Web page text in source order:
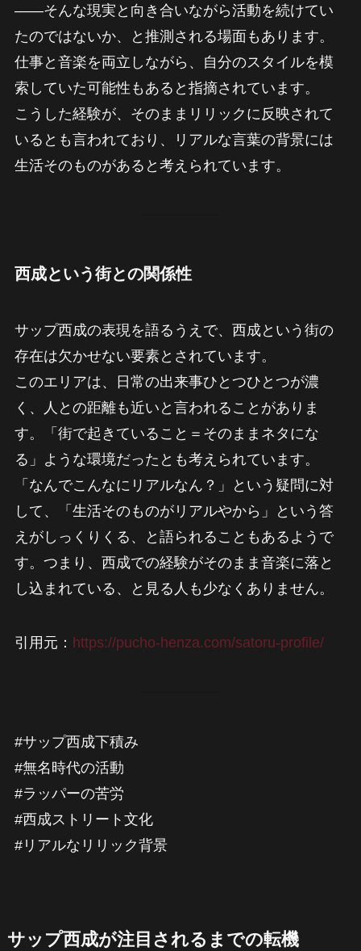
——そんな現実と向き合いながら活動を続けてい
たのではないか、と推測される場面もあります。
仕事と音楽を両立しながら、自分のスタイルを模
索していた可能性もあると指摘されています。
こうした経験が、そのままリリックに反映されて
いるとも言われており、リアルな言葉の背景には
生活そのものがあると考えられています。
西成という街との関係性
サップ西成の表現を語るうえで、西成という街の
存在は欠かせない要素とされています。
このエリアは、日常の出来事ひとつひとつが濃
く、人との距離も近いと言われることがありま
す。「街で起きていること＝そのままネタにな
る」ような環境だったとも考えられています。
「なんでこんなにリアルなん？」という疑問に対
して、「生活そのものがリアルやから」という答
えがしっくりくる、と語られることもあるようで
す。つまり、西成での経験がそのまま音楽に落と
し込まれている、と見る人も少なくありません。
引用元： https://pucho-henza.com/satoru-profile/
#サップ西成下積み
#無名時代の活動
#ラッパーの苦労
#西成ストリート文化
#リアルなリリック背景
サップ西成が注目されるまでの転機